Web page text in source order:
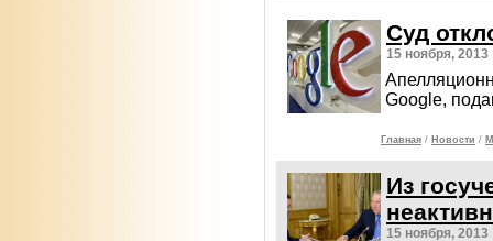
Суд
15 ноября, 2013
Google,
Главная / Новости /
Из
15 ноября, 2013